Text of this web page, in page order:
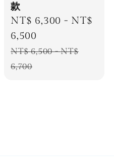
款
Sale
price
NT$ 6,300 - NT$
6,500
Regular
price
NT$ 6,500-NT$
6,700